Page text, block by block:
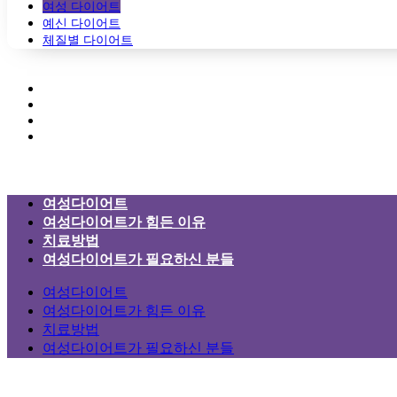
여성 다이어트
예신 다이어트
체질별 다이어트
여성다이어트
여성다이어트가 힘든 이유
치료방법
여성다이어트가 필요하신 분들
여성다이어트
여성다이어트가 힘든 이유
치료방법
여성다이어트가 필요하신 분들